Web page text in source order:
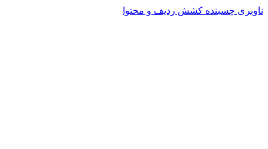
ناوبری چسبنده کشش ردیف و محتوا